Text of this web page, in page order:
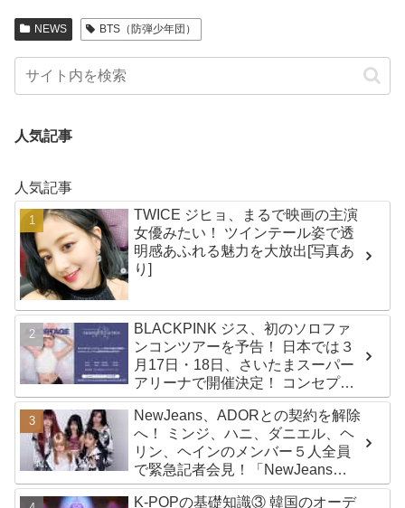
NEWS BTS（防弾少年団）
人気記事
人気記事
TWICE ジヒョ、まるで映画の主演
女優みたい！ ツインテール姿で透
明感あふれる魅力を大放出[写真あ
り]
BLACKPINK ジス、初のソロファ
ンコンツアーを予告！ 日本では３
月17日・18日、さいたまスーパー
アリーナで開催決定！ コンセプト
は“愛のカケラ”！？ 14日には新ア
ルバム『AMORTAGE』もリリース
NewJeans、ADORとの契約を解除
へ！ ミンジ、ハニ、ダニエル、ヘ
リン、ヘインのメンバー５人全員
で緊急記者会見！「NewJeans
never dies!」と微笑みの宣言！
K-POPの基礎知識③ 韓国のオーデ